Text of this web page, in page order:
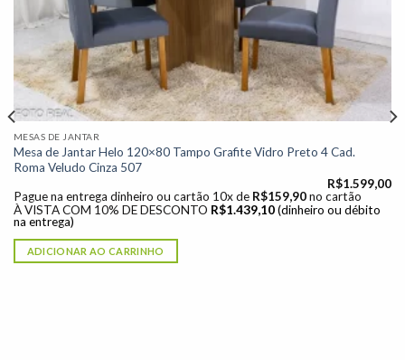
MESAS DE JANTAR
Mesa de Jantar Helo 120×80 Tampo Grafite Vidro Preto 4 Cad.
Roma Veludo Cinza 507
R$1.599,00
Pague na entrega dinheiro ou cartão 10x de R$159,90 no cartão
À VISTA COM 10% DE DESCONTO R$1.439,10 (dinheiro ou débito
na entrega)
ADICIONAR AO CARRINHO